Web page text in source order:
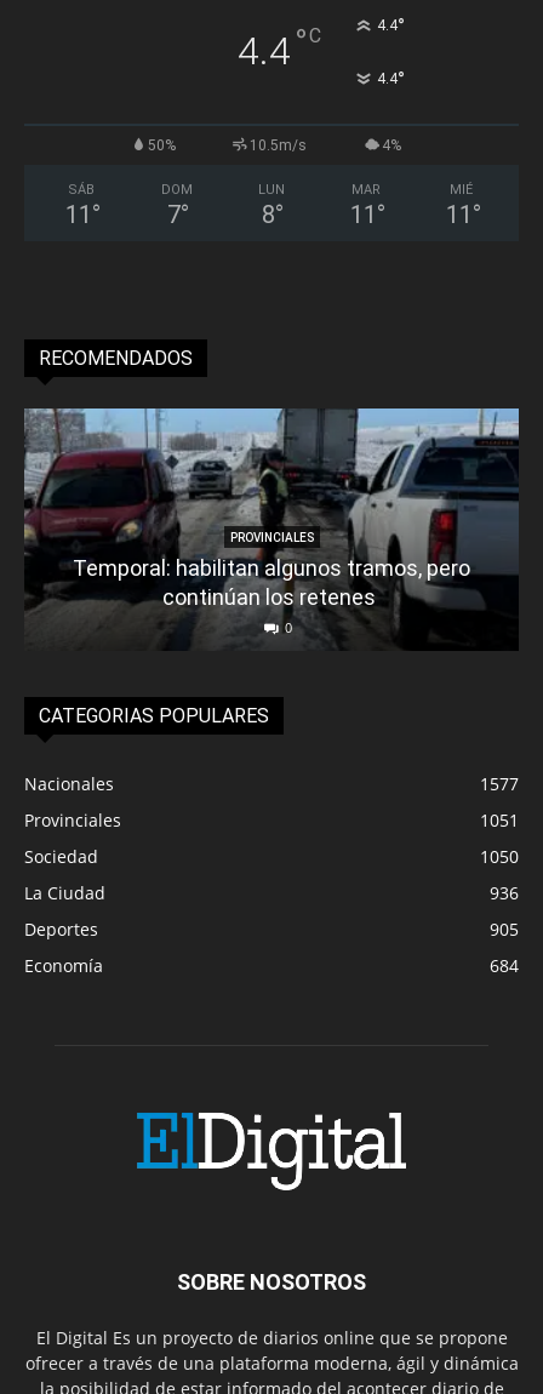
4.4°C 4.4°
4.4°
50% 10.5m/s 4%
SÁB
11 °
DOM
7°
LUN
8°
MAR
11 °
MIÉ
11 °
RECOMENDADOS
PROVINCIALES
Temporal: habilitan algunos tramos, pero
continúan los retenes
0
CATEGORIAS POPULARES
Nacionales
1577
Provinciales
1051
Sociedad
1050
La Ciudad
936
Deportes
905
Economía
684
SOBRE NOSOTROS
El Digital Es un proyecto de diarios online que se propone
ofrecer a través de una plataforma moderna, ágil y dinámica
la posibilidad de estar informado del acontecer diario de